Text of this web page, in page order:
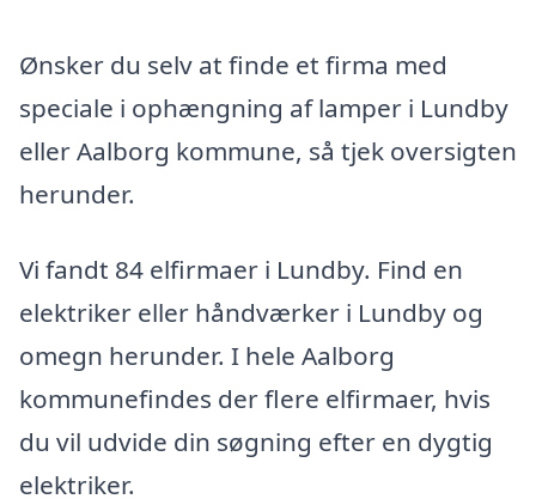
Ønsker du selv at finde et firma med
speciale i ophængning af lamper i Lundby
eller Aalborg kommune, så tjek oversigten
herunder.
Vi fandt 84 elfirmaer i Lundby. Find en
elektriker eller håndværker i Lundby og
omegn herunder. I hele Aalborg
kommunefindes der flere elfirmaer, hvis
du vil udvide din søgning efter en dygtig
elektriker.